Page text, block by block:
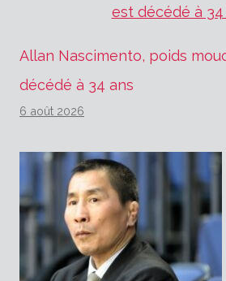
Allan Nascimento, poids
décédé à 34 ans
6 août 2026